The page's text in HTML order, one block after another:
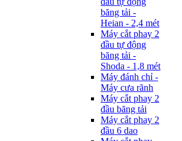
băng tải -
Heian - 2,4 mét
Máy cắt phay 2
đầu tự động
băng tải -
Shoda - 1,8 mét
Máy đánh chỉ -
Máy cưa rãnh
Máy cắt phay 2
đầu băng tải
Máy cắt phay 2
đầu 6 dao